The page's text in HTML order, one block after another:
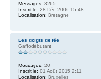
Messages: 3265
Inscrit le: 28 Déc 2006 15:48
Localisation: Bretagne
Les doigts de fée
Gaffodébutant
Messages: 20
Inscrit le: 01 Août 2015 2:11
Localisation: Bruxelles